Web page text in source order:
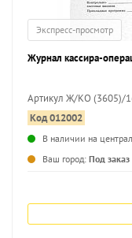
Экспресс-просмотр
Артикул Ж/КО (3605)/
Код 012002
В наличии на
Ваш город: Под заказ